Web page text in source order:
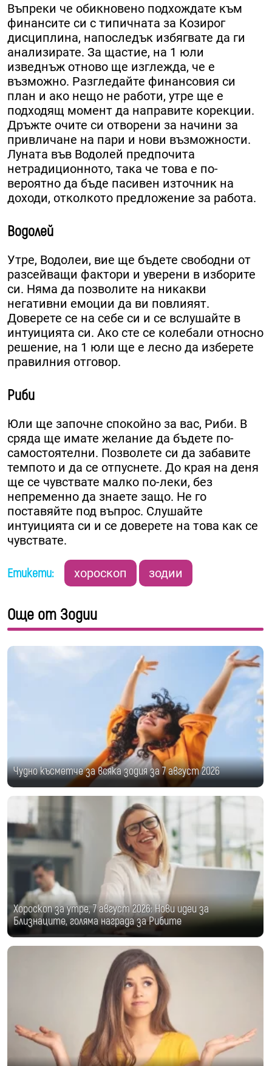
Въпреки че обикновено подхождате към
финансите си с типичната за Козирог
дисциплина, напоследък избягвате да ги
анализирате. За щастие, на 1 юли
изведнъж отново ще изглежда, че е
възможно. Разгледайте финансовия си
план и ако нещо не работи, утре ще е
подходящ момент да направите корекции.
Дръжте очите си отворени за начини за
привличане на пари и нови възможности.
Луната във Водолей предпочита
нетрадиционното, така че това е по-
вероятно да бъде пасивен източник на
доходи, отколкото предложение за работа.
Водолей
Утре, Водолеи, вие ще бъдете свободни от
разсейващи фактори и уверени в изборите
си. Няма да позволите на никакви
негативни емоции да ви повлияят.
Доверете се на себе си и се вслушайте в
интуицията си. Ако сте се колебали относно
решение, на 1 юли ще е лесно да изберете
правилния отговор.
Риби
Юли ще започне спокойно за вас, Риби. В
сряда ще имате желание да бъдете по-
самостоятелни. Позволете си да забавите
темпото и да се отпуснете. До края на деня
ще се чувствате малко по-леки, без
непременно да знаете защо. Не го
поставяйте под въпрос. Слушайте
интуицията си и се доверете на това как се
чувствате.
Етикети: хороскоп зодии
Още от Зодии
Чудно късметче за всяка зодия за 7 август 2026
Хороскоп за утре, 7 август 2026: Нови идеи за
Близнаците, голяма награда за Рибите